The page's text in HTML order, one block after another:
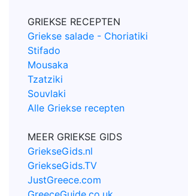
GRIEKSE RECEPTEN
Griekse salade - Choriatiki
Stifado
Mousaka
Tzatziki
Souvlaki
Alle Griekse recepten
MEER GRIEKSE GIDS
GriekseGids.nl
GriekseGids.TV
JustGreece.com